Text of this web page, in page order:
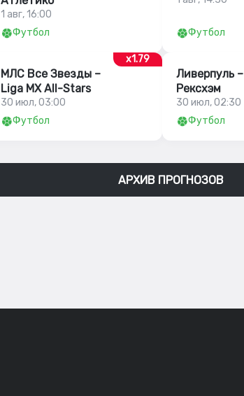
1 авг, 16:00
Футбол
Футбол
x1.79
МЛС Все Звезды –
Liga MX All-Stars
30 июл, 03:00
Футбол
Ливерпуль –
Рексхэм
30 июл, 02:30
Футбол
АРХИВ ПРОГНОЗОВ